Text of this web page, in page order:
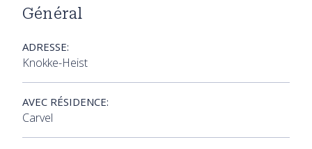
Général
ADRESSE:
Knokke-Heist
AVEC RÉSIDENCE:
Carvel